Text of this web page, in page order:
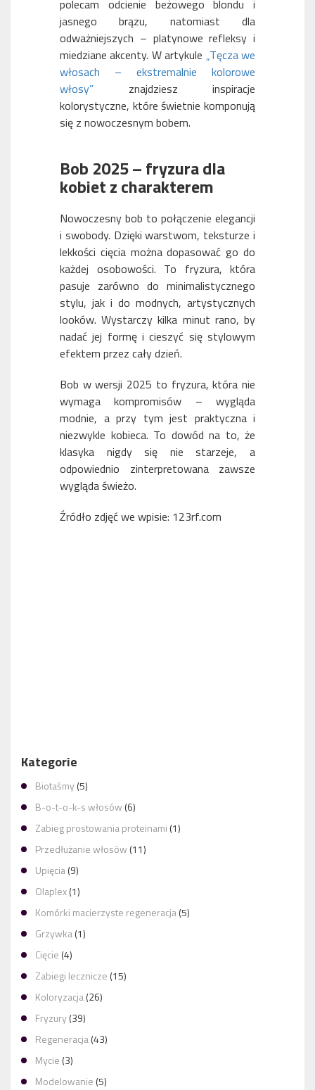
polecam odcienie beżowego blondu i
jasnego brązu, natomiast dla
odważniejszych – platynowe refleksy i
miedziane akcenty. W artykule „Tęcza we
włosach – ekstremalnie kolorowe
włosy” znajdziesz inspiracje
kolorystyczne, które świetnie komponują
się z nowoczesnym bobem.
Bob 2025 – fryzura dla
kobiet z charakterem
Nowoczesny bob to połączenie elegancji
i swobody. Dzięki warstwom, teksturze i
lekkości cięcia można dopasować go do
każdej osobowości. To fryzura, która
pasuje zarówno do minimalistycznego
stylu, jak i do modnych, artystycznych
looków. Wystarczy kilka minut rano, by
nadać jej formę i cieszyć się stylowym
efektem przez cały dzień.
Bob w wersji 2025 to fryzura, która nie
wymaga kompromisów – wygląda
modnie, a przy tym jest praktyczna i
niezwykle kobieca. To dowód na to, że
klasyka nigdy się nie starzeje, a
odpowiednio zinterpretowana zawsze
wygląda świeżo.
Źródło zdjęć we wpisie: 123rf.com
Kategorie
Biotaśmy(5)
B-o-t-o-k-s włosów (6)
Zabieg prostowania proteinami (1)
Przedłużanie włosów (11)
Upięcia(9)
Olaplex(1)
Komórki macierzyste regeneracja(5)
Grzywka(1)
Cięcie (4)
Zabiegi lecznicze (15)
Koloryzacja(26)
Fryzury(39)
Regeneracja(43)
Mycie (3)
Modelowanie (5)